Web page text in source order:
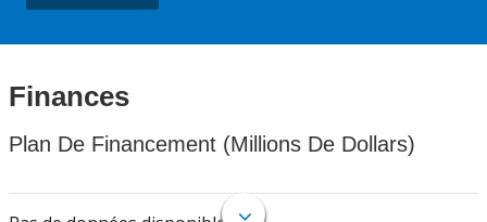
Finances
Plan De Financement (Millions De Dollars)